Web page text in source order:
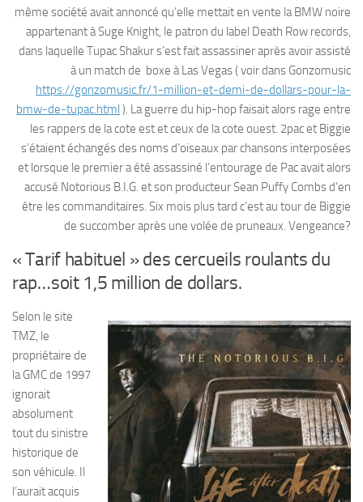
même société avait annoncé qu’elle mettait en vente la BMW noire
appartenant à Suge Knight, le patron du label Death Row records,
dans laquelle Tupac Shakur s’est fait assassiner après avoir assisté
à un match de boxe à Las Vegas ( voir dans Gonzomusic
https://gonzomusic.fr/1-million-et-demi-de-dollars-pour-la-
bmw-de-tupac.html ). La guerre du hip-hop faisait alors rage entre
les rappers de la cote est et ceux de la cote ouest. 2pac et Biggie
s’étaient échangés des noms d’oiseaux par chansons interposées
et lorsque le premier a été assassiné l’entourage de Pac avait alors
accusé Notorious B.I.G. et son producteur Sean Puffy Combs d’en
être les commanditaires. Six mois plus tard c’est au tour de Biggie
de succomber après une volée de pruneaux. Vengeance?
« Tarif habituel » des cercueils roulants du
rap…soit 1,5 million de dollars.
Selon le site
TMZ, le
propriétaire de
la GMC de 1997
ignorait
absolument
tout du sinistre
historique de
son véhicule. Il
l’aurait acquis